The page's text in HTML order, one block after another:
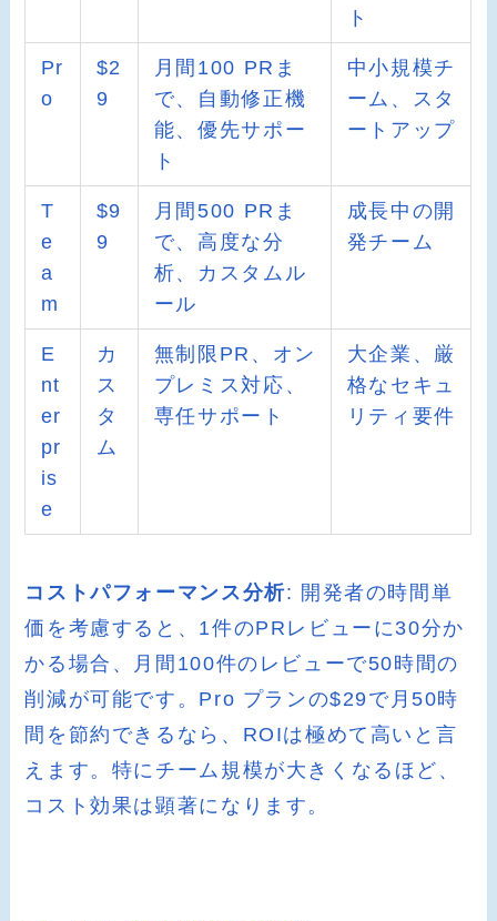
ト
Pr
o
$2
9
月間100 PRま
で、自動修正機
能、優先サポー
ト
中小規模チ
ーム、スタ
ートアップ
T
e
a
m
$9
9
月間500 PRま
で、高度な分
析、カスタムル
ール
成長中の開
発チーム
E
nt
er
pr
is
e
カ
ス
タ
ム
無制限PR、オン
プレミス対応、
専任サポート
大企業、厳
格なセキュ
リティ要件
コストパフォーマンス分析: 開発者の時間単
価を考慮すると、1件のPRレビューに30分か
かる場合、月間100件のレビューで50時間の
削減が可能です。Pro プランの$29で月50時
間を節約できるなら、ROIは極めて高いと言
えます。特にチーム規模が大きくなるほど、
コスト効果は顕著になります。